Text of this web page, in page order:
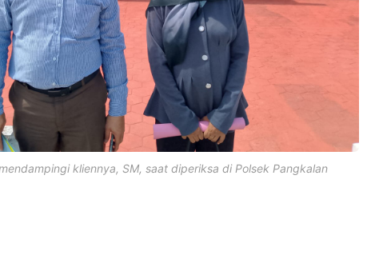
kliennya, SM, saat diperiksa di Polsek Pangkalan